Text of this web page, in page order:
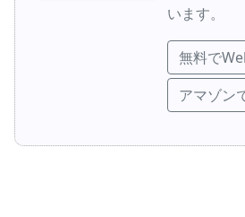
います。
無料で
アマゾン